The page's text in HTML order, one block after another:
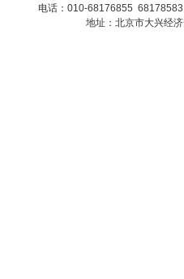
电话：010-68176855
地址：北京市大兴经